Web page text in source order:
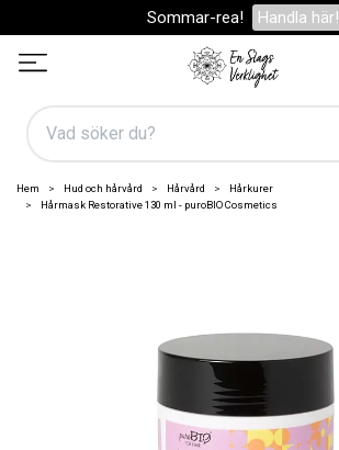
Sommar-rea! Handla här!
Hem Hud och hårvård Hårvård
Hårkurer
Hårmask Restorative 130 ml - puroBIO Cosmetics